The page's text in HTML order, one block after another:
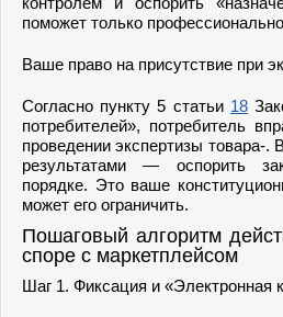
поможет только
Ваше право на присутствие при
Согласно пункту 5 статьи 18
потребителей», потребитель
проведении экспертизы товара-.
результатами — оспорить
порядке. Это ваше
может его ограничить.
Пошаговый алгоритм
споре с маркетплейсом
Шаг 1. Фиксация и «Электронная